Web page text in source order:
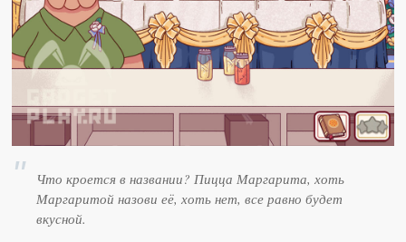
Что кроется в названии? Пицца Маргарита, хоть
Маргаритой назови её, хоть нет, все равно будет
вкусной.